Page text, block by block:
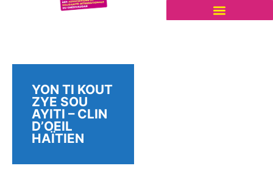
YON TI KOUT
ZYE SOU
AYITI – CLIN
D’OEIL
HAÏTIEN